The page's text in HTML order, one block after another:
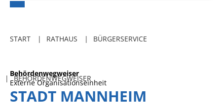
Freibadkarten
Parkraumkonzept
START RATHAUS BÜRGERSERVICE
BEHÖRDENWEGWEISER
Behördenwegweiser
Externe Organisationseinheit
STADT MANNHEIM